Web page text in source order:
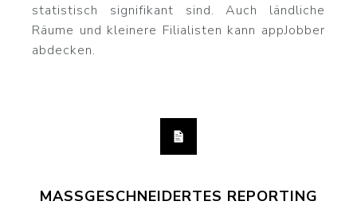
statistisch signifikant sind. Auch ländliche
Räume und kleinere Filialisten kann appJobber
abdecken.
MASSGESCHNEIDERTES REPORTING